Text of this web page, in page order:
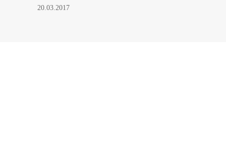
20.03.2017